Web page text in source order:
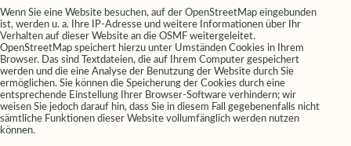
Wenn Sie eine Website besuchen, auf der OpenStreetMap eingebunden
ist, werden u. a. Ihre IP-Adresse und weitere Informationen über Ihr
Verhalten auf dieser Website an die OSMF weitergeleitet.
OpenStreetMap speichert hierzu unter Umständen Cookies in Ihrem
Browser. Das sind Textdateien, die auf Ihrem Computer gespeichert
werden und die eine Analyse der Benutzung der Website durch Sie
ermöglichen. Sie können die Speicherung der Cookies durch eine
entsprechende Einstellung Ihrer Browser-Software verhindern; wir
weisen Sie jedoch darauf hin, dass Sie in diesem Fall gegebenenfalls nicht
sämtliche Funktionen dieser Website vollumfänglich werden nutzen
können.